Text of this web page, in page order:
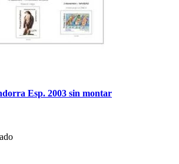
Esp. 2003 sin montar